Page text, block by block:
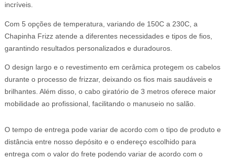
incríveis.
Com 5 opções de temperatura, variando de 150C a 230C, a
Chapinha Frizz atende a diferentes necessidades e tipos de fios,
garantindo resultados personalizados e duradouros.
O design largo e o revestimento em cerâmica protegem os cabelos
durante o processo de frizzar, deixando os fios mais saudáveis e
brilhantes. Além disso, o cabo giratório de 3 metros oferece maior
mobilidade ao profissional, facilitando o manuseio no salão.
O tempo de entrega pode variar de acordo com o tipo de produto e
distância entre nosso depósito e o endereço escolhido para
entrega com o valor do frete podendo variar de acordo com o